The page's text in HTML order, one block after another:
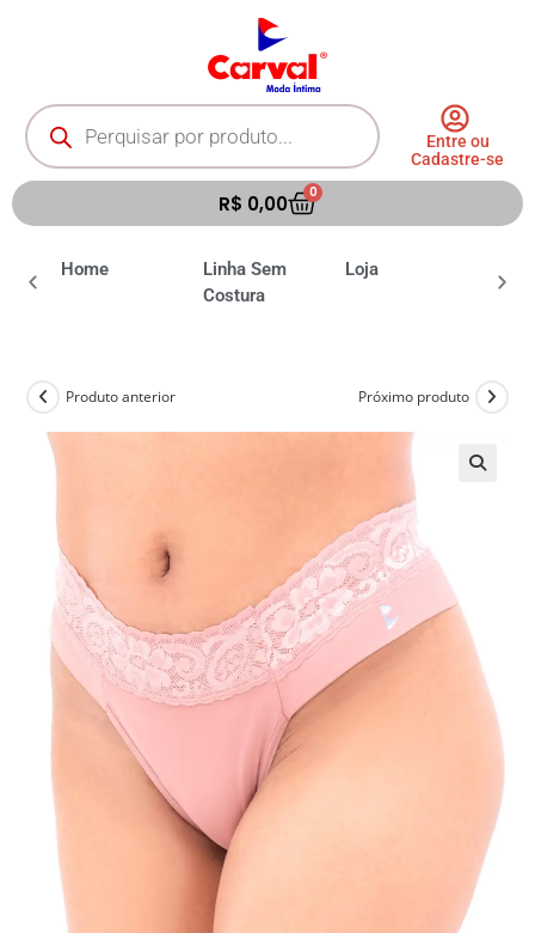
Entre ou
Cadastre-se
R$ 0,00 0
Home
Linha Sem
Costura
Loja
Produto anterior Próximo produto